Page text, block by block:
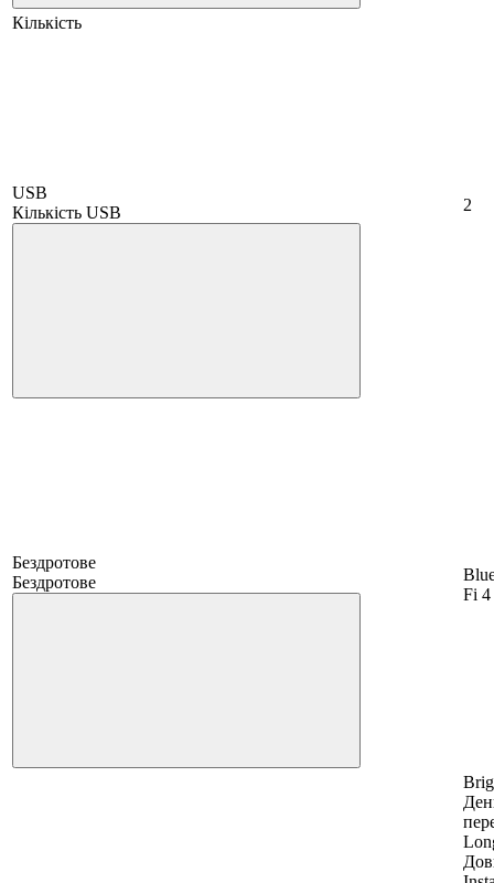
Кількість
USB
Кількість USB
2
Бездротове
Бездротове
Fi 4